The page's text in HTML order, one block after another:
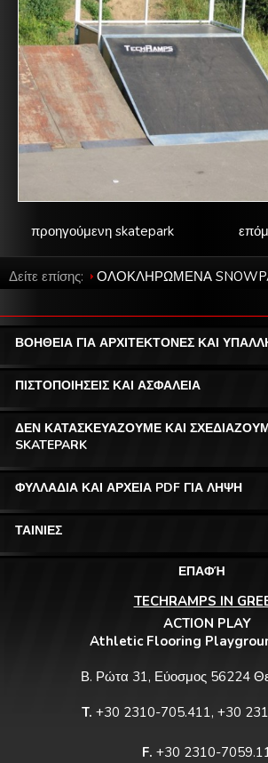
προηγούμενη skatepark
Δείτε επίσης: ΟΛΟΚΛΗΡΩΜΕΝΑ
ΒΟΗΘΕΙΑ ΓΙΑ ΑΡΧΙΤΕΚΤΟΝΕΣ ΚΑΙ
ΠΙΣΤΟΠΟΙΗΣΕΙΣ ΚΑΙ ΑΣΦΑΛΕΙΑ
ΔΕΝ ΚΑΤΑΣΚΕΥΑΖΟΥΜΕ ΚΑΙ
SKATEPARK
ΦΥΛΛΑΔΙΑ ΚΑΙ ΑΡΧΕΙΑ PDF ΓΙΑ ΛΗΨΗ
ΤΑΙΝΙΕΣ
ΕΠΑΦΉ
TECHRAMPS IN
ACTION PLAY
Athletic Flooring
Β. Ρώτα 31, Εύοσμος 56224
T. +30 2310-705.411, +30
F. +30 2310-